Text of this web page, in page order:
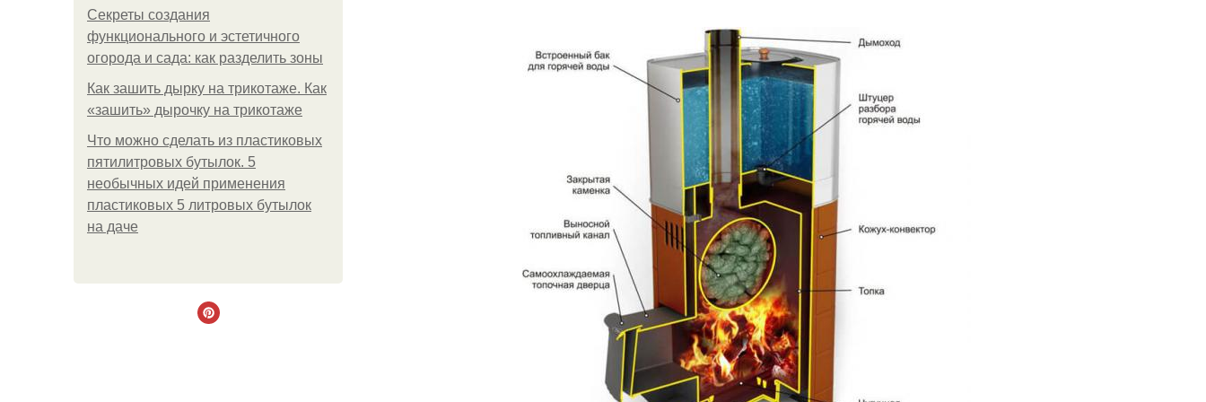
Секреты создания
функционального и эстетичного
огорода и сада: как разделить зоны
Как зашить дырку на трикотаже. Как
«зашить» дырочку на трикотаже
Что можно сделать из пластиковых
пятилитровых бутылок. 5
необычных идей применения
пластиковых 5 литровых бутылок
на даче